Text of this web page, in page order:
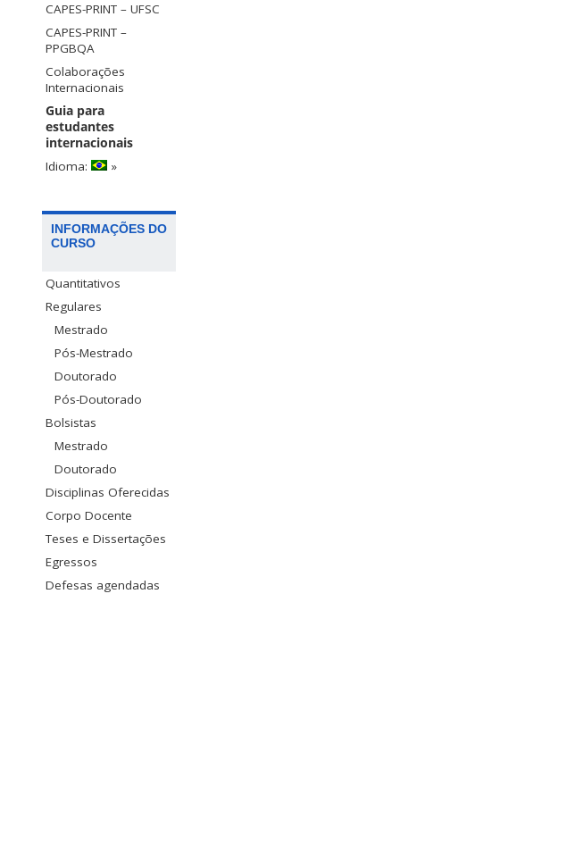
CAPES-PRINT – UFSC
CAPES-PRINT –
PPGBQA
Colaborações
Internacionais
Guia para
estudantes
internacionais
Idioma:
»
INFORMAÇÕES DO
CURSO
Quantitativos
Regulares
Mestrado
Pós-Mestrado
Doutorado
Pós-Doutorado
Bolsistas
Mestrado
Doutorado
Disciplinas Oferecidas
Corpo Docente
Teses e Dissertações
Egressos
Defesas agendadas